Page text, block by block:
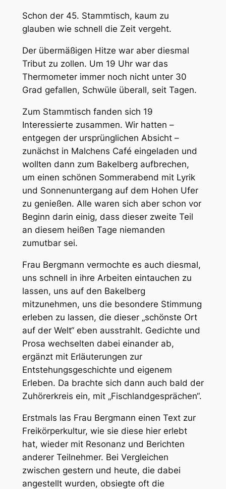
Schon der 45. Stammtisch, kaum zu
glauben wie schnell die Zeit vergeht.
Der übermäßigen Hitze war aber diesmal
Tribut zu zollen. Um 19 Uhr war das
Thermometer immer noch nicht unter 30
Grad gefallen, Schwüle überall, seit Tagen.
Zum Stammtisch fanden sich 19
Interessierte zusammen. Wir hatten –
entgegen der ursprünglichen Absicht –
zunächst in Malchens Café eingeladen und
wollten dann zum Bakelberg aufbrechen,
um einen schönen Sommerabend mit Lyrik
und Sonnenuntergang auf dem Hohen Ufer
zu genießen. Alle waren sich aber schon vor
Beginn darin einig, dass dieser zweite Teil
an diesem heißen Tage niemanden
zumutbar sei.
Frau Bergmann vermochte es auch diesmal,
uns schnell in ihre Arbeiten eintauchen zu
lassen, uns auf den Bakelberg
mitzunehmen, uns die besondere Stimmung
erleben zu lassen, die dieser „schönste Ort
auf der Welt“ eben ausstrahlt. Gedichte und
Prosa wechselten dabei einander ab,
ergänzt mit Erläuterungen zur
Entstehungsgeschichte und eigenem
Erleben. Da brachte sich dann auch bald der
Zuhörerkreis ein, mit „Fischlandgesprächen“.
Erstmals las Frau Bergmann einen Text zur
Freikörperkultur, wie sie diese hier erlebt
hat, wieder mit Resonanz und Berichten
anderer Teilnehmer. Bei Vergleichen
zwischen gestern und heute, die dabei
angestellt wurden, obsiegte oft die